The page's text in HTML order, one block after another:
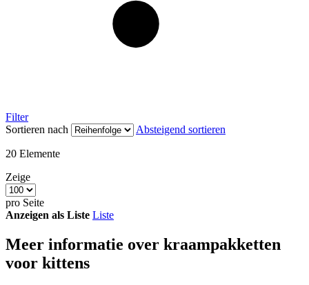
Filter
Sortieren nach
Absteigend sortieren
20 Elemente
Zeige
pro Seite
Anzeigen als Liste Liste
Meer informatie over kraampakketten
voor kittens